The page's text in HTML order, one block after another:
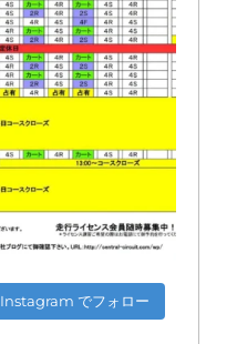
Instagram でフォロー